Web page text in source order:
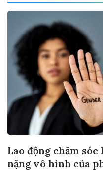
Lao động chăm
nặng vô hình của